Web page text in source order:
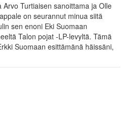
Arvo Turtiaisen sanoittama ja Olle
on seurannut minua siitä
sen enoni Eki Suomaan
Talon pojat -LP-levyltä. Tämä
Suomaan esittämänä häissäni,